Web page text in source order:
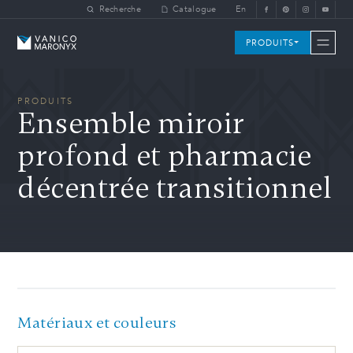
Skip to main contentRecherche Catalogue En
Vanico-Maronyx PRODUITS
PRODUITS
Ensemble miroir
profond et pharmacie
décentrée transitionnel
Matériaux et couleurs